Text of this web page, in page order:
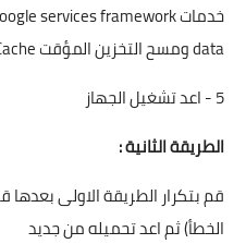
data ومسح التخزين المؤقت Clear Cache
5 - اعد تشغيل الجهاز
الطريقة الثانية :
قم بتكرار الطريقة الاولى
الخطأ) ثم اعد تحميله من جديد